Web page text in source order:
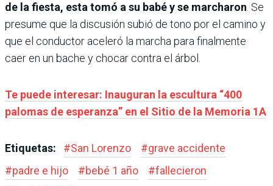
de la fiesta, esta tomó a su babé y se marcharon. Se
presume que la discusión subió de tono por el camino y
que el conductor aceleró la marcha para finalmente
caer en un bache y chocar contra el árbol.
Te puede interesar: Inauguran la escultura “400
palomas de esperanza” en el Sitio de la Memoria 1A
Etiquetas: #San Lorenzo #grave accidente
#padre e hijo #bebé 1 año #fallecieron